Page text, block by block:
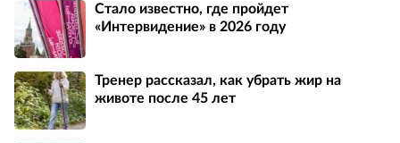
Стало известно, где пройдет
«Интервидение» в 2026 году
Тренер рассказал, как убрать жир на
животе после 45 лет